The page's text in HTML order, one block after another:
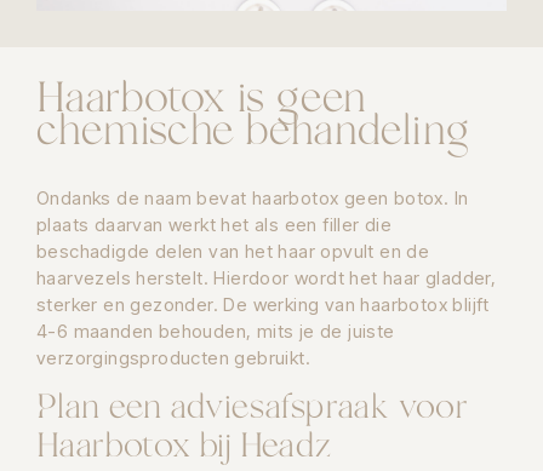
Haarbotox is geen
chemische behandeling
Ondanks de naam bevat haarbotox geen botox. In
plaats daarvan werkt het als een filler die
beschadigde delen van het haar opvult en de
haarvezels herstelt. Hierdoor wordt het haar gladder,
sterker en gezonder. De werking van haarbotox blijft
4-6 maanden behouden, mits je de juiste
verzorgingsproducten gebruikt.
Plan een adviesafspraak voor
Haarbotox bij Headz